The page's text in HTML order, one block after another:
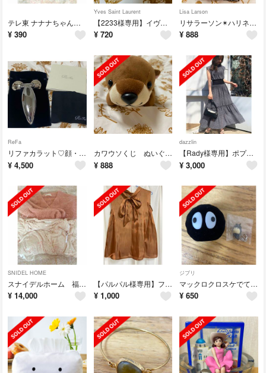
テレ東 ナナナちゃんエコバッグ
¥ 390
Yves Saint Laurent
【2233様専用】イヴ・サンローラン・ボーテ⭐︎アンクルドポールクッションケース
¥ 720
Lisa Larson
リサラーソン✴︎ハリネズミ ポーチセット＆マイキーフィギュア
¥ 888
ReFa
リファカラット♡顔・体用
¥ 4,500
カワウソくじ ぬいぐるみ
¥ 888
dazzlin
【Rady様専用】ポプリフラワーティアードワンピース
¥ 3,000
SNIDEL HOME
スナイデルホーム 福袋 2023
¥ 14,000
【パルパル様専用】フレールドゥカリーナ/ザンパ リボントップス
¥ 1,000
ジブリ
マックロクロスケでておいで カプセルトイ
¥ 650